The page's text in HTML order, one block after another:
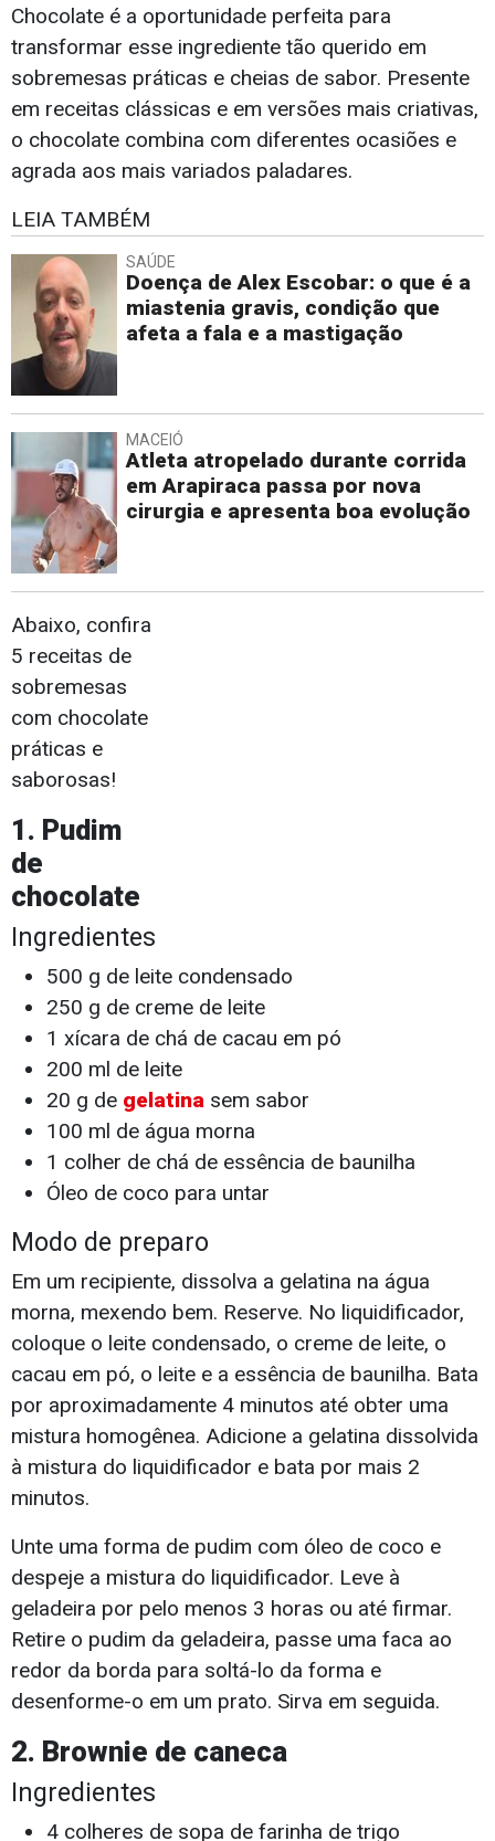
Chocolate é a oportunidade perfeita para
transformar esse ingrediente tão querido em
sobremesas práticas e cheias de sabor. Presente
em receitas clássicas e em versões mais criativas,
o chocolate combina com diferentes ocasiões e
agrada aos mais variados paladares.
LEIA TAMBÉM
SAÚDE
Doença de Alex Escobar: o que é a
miastenia gravis, condição que
afeta a fala e a mastigação
MACEIÓ
Atleta atropelado durante corrida
em Arapiraca passa por nova
cirurgia e apresenta boa evolução
Abaixo, confira
5 receitas de
sobremesas
com chocolate
práticas e
saborosas!
1. Pudim
de
chocolate
Ingredientes
500 g de leite condensado
250 g de creme de leite
1 xícara de chá de cacau em pó
200 ml de leite
20 g de gelatina sem sabor
100 ml de água morna
1 colher de chá de essência de baunilha
Óleo de coco para untar
Modo de preparo
Em um recipiente, dissolva a gelatina na água
morna, mexendo bem. Reserve. No liquidificador,
coloque o leite condensado, o creme de leite, o
cacau em pó, o leite e a essência de baunilha. Bata
por aproximadamente 4 minutos até obter uma
mistura homogênea. Adicione a gelatina dissolvida
à mistura do liquidificador e bata por mais 2
minutos.
Unte uma forma de pudim com óleo de coco e
despeje a mistura do liquidificador. Leve à
geladeira por pelo menos 3 horas ou até firmar.
Retire o pudim da geladeira, passe uma faca ao
redor da borda para soltá-lo da forma e
desenforme-o em um prato. Sirva em seguida.
2. Brownie de caneca
Ingredientes
4 colheres de sopa de farinha de trigo